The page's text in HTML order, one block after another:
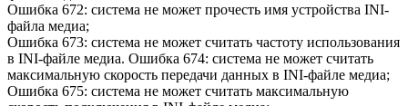
Ошибка 672: система не может прочесть имя устройства INI-
файла медиа;
Ошибка 673: система не может считать частоту использования
в INI-файле медиа. Ошибка 674: система не может считать
максимальную скорость передачи данных в INI-файле медиа;
Ошибка 675: система не может считать максимальную